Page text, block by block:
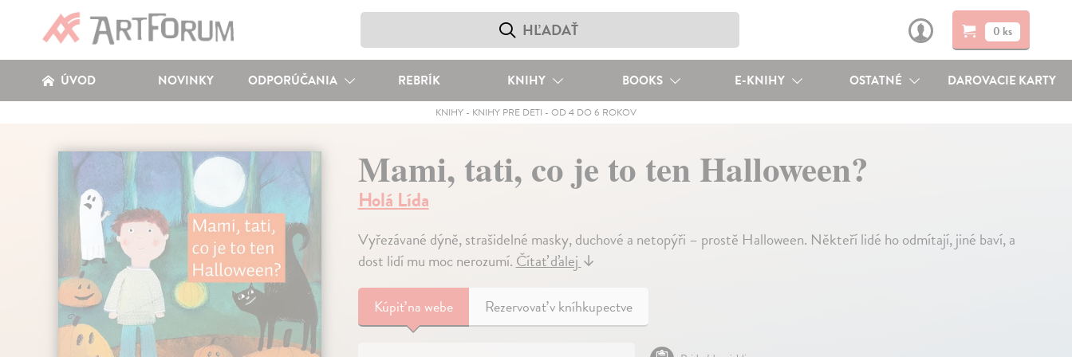
0 ks
ÚVOD NOVINKY ODPORÚČANIA REBRÍK KNIHY BOOKS E-KNIHY OSTATNÉ DAROVACIE KARTY
KNIHY- KNIHY PRE DETI - OD 4 DO 6 ROKOV
Mami, tati, co je to ten Halloween?
Holá Lída
Vyřezávané dýně, strašidelné masky, duchové a netopýři – prostě Halloween. Někteří lidé ho odmítají, jiné baví, a
dost lidí mu moc nerozumí.Čítať ďalej↓
Kúpiťna webe Rezervovať v kníhkupectve